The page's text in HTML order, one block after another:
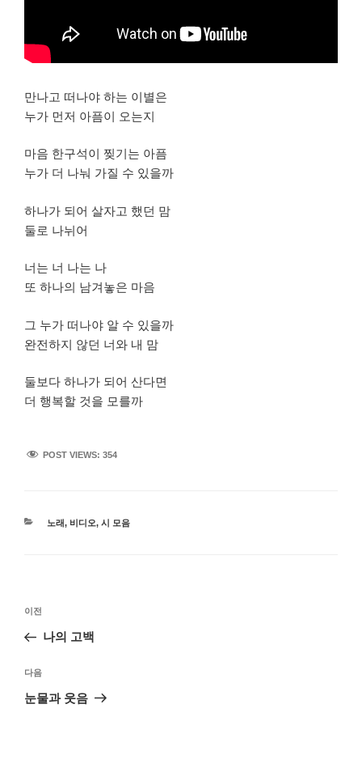
만나고 떠나야 하는 이별은
누가 먼저 아픔이 오는지
마음 한구석이 찢기는 아픔
누가 더 나눠 가질 수 있을까
하나가 되어 살자고 했던 맘
둘로 나뉘어
너는 너 나는 나
또 하나의 남겨놓은 마음
그 누가 떠나야 알 수 있을까
완전하지 않던 너와 내 맘
둘보다 하나가 되어 산다면
더 행복할 것을 모를까
POST VIEWS: 354
카
노래, 비디오, 시 모음
색
이
전
이전
나의 고백
다
음
다음
눈물과 웃음